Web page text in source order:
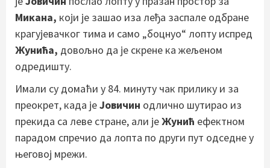
Микана, који је зашао иза леђа заспале одбране
крагујевачког тима и само „боцнуо“ лопту испред
Жунића, довољно да је скрене ка жељеном
одредишту.
Имали су домаћи у 84. минуту чак прилику и за
преокрет, када јеЈовичин одлично шутирао из
прекида са леве стране, али јеЖунић ефектном
парадом спречио да лопта по други пут одседне у
његовој мрежи.